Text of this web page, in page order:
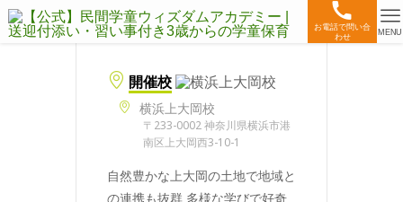
お電話で問い合
わせ
MENU
開催校
横浜上大岡校
〒233-0002 神奈川県横浜市港
南区上大岡西3-10-1
自然豊かな上大岡の土地で地域と
の連携も抜群 多様な学びで好奇